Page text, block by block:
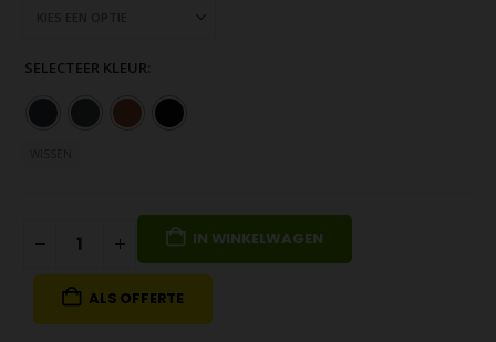
SELECTEER KLEUR
IN WINKELWAGEN
ALS OFFERTE